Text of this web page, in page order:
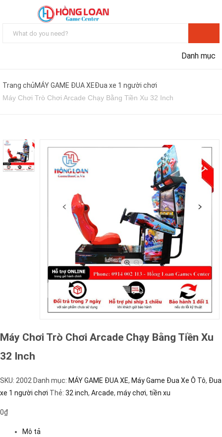
Danh mục
Trang chủMÁY GAME ĐUA XEĐua xe 1 người chơi
Máy Chơi Trò Chơi Arcade Chạy Bằng Tiền Xu 32 Inch
Máy Chơi Trò Chơi Arcade Chạy Bằng Tiền Xu
32 Inch
SKU: 2002 Danh mục: MÁY GAME ĐUA XE, Máy Game Đua Xe Ô Tô, Đua
xe 1 người chơi Thẻ: 32 inch, Arcade, máy chơi, tiền xu
0₫
Mô tả